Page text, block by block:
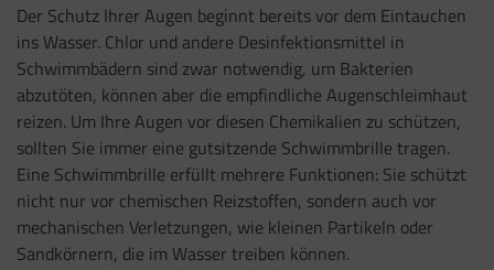
Der Schutz Ihrer Augen beginnt bereits vor dem Eintauchen
ins Wasser. Chlor und andere Desinfektionsmittel in
Schwimmbädern sind zwar notwendig, um Bakterien
abzutöten, können aber die empfindliche Augenschleimhaut
reizen. Um Ihre Augen vor diesen Chemikalien zu schützen,
sollten Sie immer eine gutsitzende Schwimmbrille tragen.
Eine Schwimmbrille erfüllt mehrere Funktionen: Sie schützt
nicht nur vor chemischen Reizstoffen, sondern auch vor
mechanischen Verletzungen, wie kleinen Partikeln oder
Sandkörnern, die im Wasser treiben können.